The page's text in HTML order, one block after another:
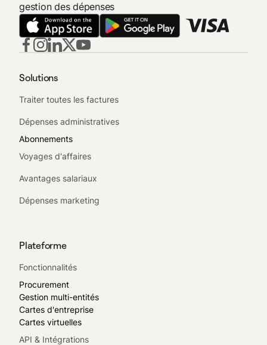
gestion des dépenses
Solutions
Traiter toutes les factures
Dépenses administratives
Abonnements
Voyages d'affaires
Avantages salariaux
Dépenses marketing
Plateforme
Fonctionnalités
Procurement
Gestion multi-entités
Cartes d'entreprise
Cartes virtuelles
API & Intégrations